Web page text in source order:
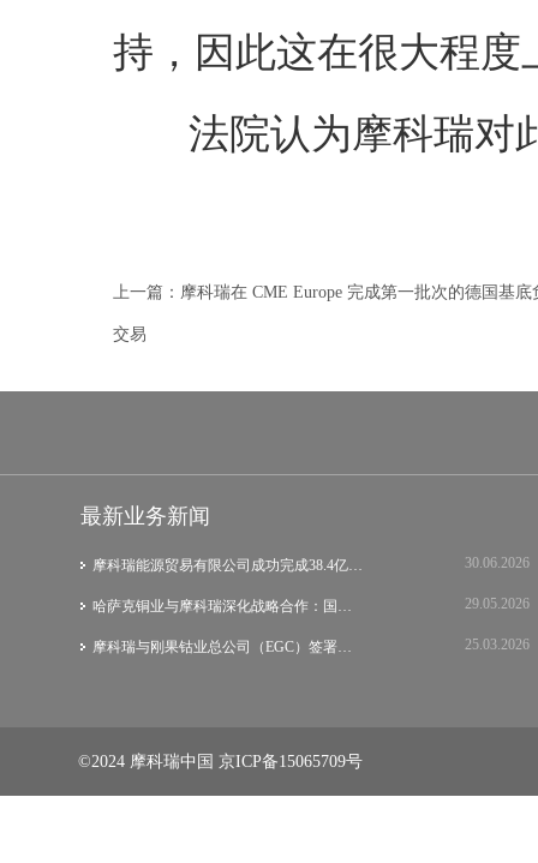
持，因此这在很大程
法院认为摩科瑞对
上一篇： 摩科瑞在 CME Europe 完成第一批次的德国基底
交易
最新业务新闻
摩科瑞能源贸易有限公司成功完成38.4亿美元… 30.06.2026
哈萨克铜业与摩科瑞深化战略合作：国际集团… 29.05.2026
摩科瑞与刚果钴业总公司（EGC）签署战略谅… 25.03.2026
©2024 摩科瑞中国 京ICP备15065709号